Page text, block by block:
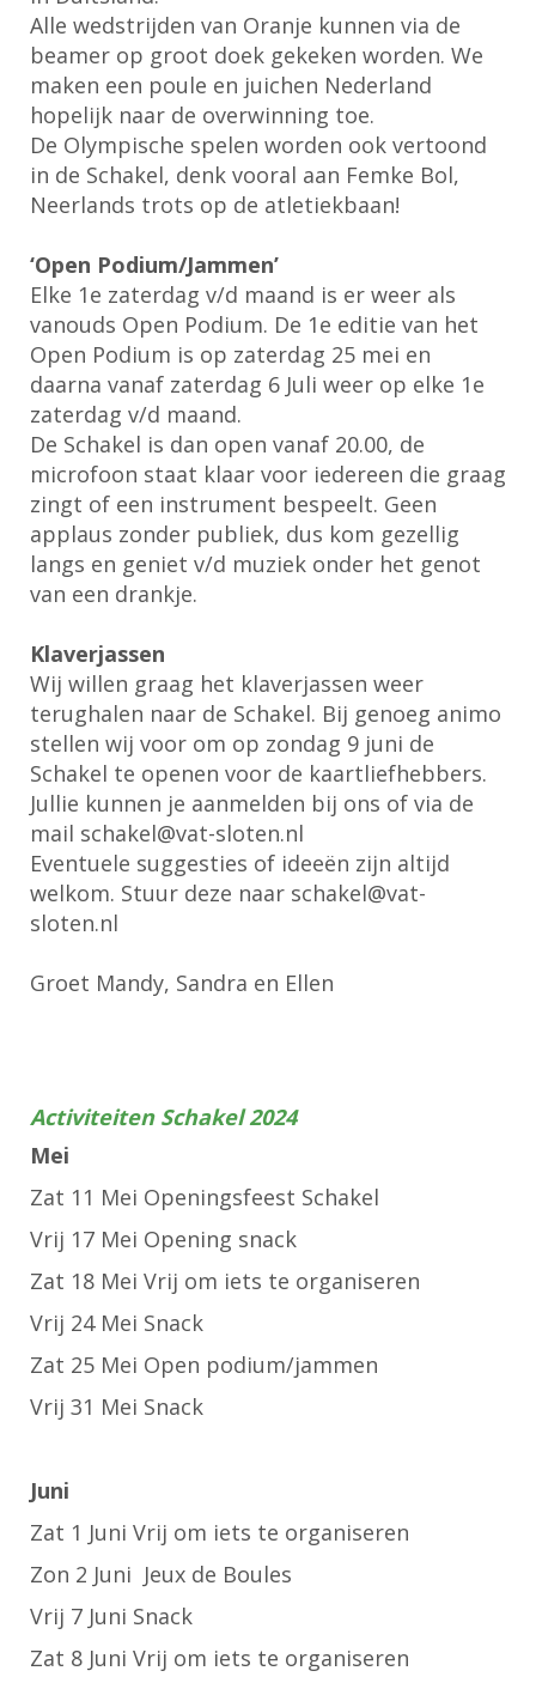
Alle wedstrijden van Oranje kunnen via de
beamer op groot doek gekeken worden. We
maken een poule en juichen Nederland
hopelijk naar de overwinning toe.
De Olympische spelen worden ook vertoond
in de Schakel, denk vooral aan Femke Bol,
Neerlands trots op de atletiekbaan!
‘Open Podium/Jammen’
Elke 1e zaterdag v/d maand is er weer als
vanouds Open Podium. De 1e editie van het
Open Podium is op zaterdag 25 mei en
daarna vanaf zaterdag 6 Juli weer op elke 1e
zaterdag v/d maand.
De Schakel is dan open vanaf 20.00, de
microfoon staat klaar voor iedereen die graag
zingt of een instrument bespeelt. Geen
applaus zonder publiek, dus kom gezellig
langs en geniet v/d muziek onder het genot
van een drankje.
Klaverjassen
Wij willen graag het klaverjassen weer
terughalen naar de Schakel. Bij genoeg animo
stellen wij voor om op zondag 9 juni de
Schakel te openen voor de kaartliefhebbers.
Jullie kunnen je aanmelden bij ons of via de
mail lekahcs@vat-sloten.nl
Eventuele suggesties of ideeën zijn altijd
welkom. Stuur deze naar lekahcs@vat-
sloten.nl
Groet Mandy, Sandra en Ellen
Activiteiten Schakel 2024
Mei
Zat 11 Mei Openingsfeest Schakel
Vrij 17 Mei Opening snack
Zat 18 Mei Vrij om iets te organiseren
Vrij 24 Mei Snack
Zat 25 Mei Open podium/jammen
Vrij 31 Mei Snack
Juni
Zat 1 Juni Vrij om iets te organiseren
Zon 2 Juni Jeux de Boules
Vrij 7 Juni Snack
Zat 8 Juni Vrij om iets te organiseren